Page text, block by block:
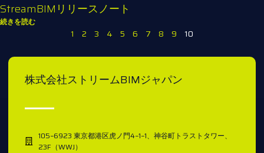
StreamBIMリリースノート
続きを読む
1 2 3 4 5 6 7 8 9 10
株式会社ストリームBIMジャパン
105−6923 東京都港区虎ノ門4−1−1、神谷町トラストタワー、
23F（WWJ）